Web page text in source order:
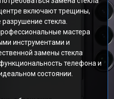
включают трещины,
стекла.
мастера
инструментами и
замены стекла
телефона и
состоянии.